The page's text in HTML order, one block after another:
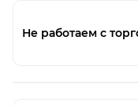
Не работаем с